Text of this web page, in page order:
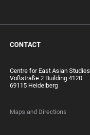
CONTACT
Centre for East Asian Studies
Voßstraße 2 Building 4120
69115 Heidelberg
Maps and Directions